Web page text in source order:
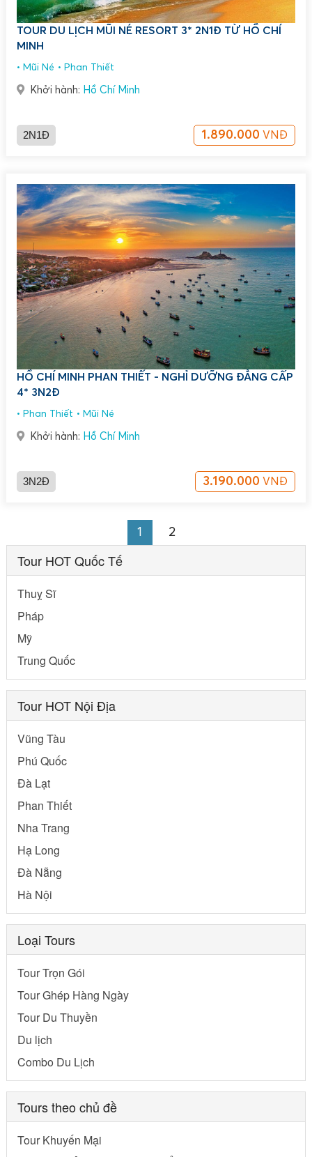
Tour HOT Quốc Tế
Thuỵ Sĩ
Pháp
Mỹ
Trung Quốc
Tour HOT Nội Địa
Vũng Tàu
Phú Quốc
Đà Lạt
Phan Thiết
Nha Trang
Hạ Long
Đà Nẵng
Hà Nội
Loại Tours
Tour Trọn Gói
Tour Ghép Hàng Ngày
Tour Du Thuyền
Du lịch
Combo Du Lịch
Tours theo chủ đề
Tour Khuyến Mại
TOUR DU LỊCH MŨI NÉ RESORT 3* 2N1Đ TỪ HỒ CHÍ
MINH
Mũi Né Phan Thiết
Khởi hành: Hồ Chí Minh
2N1Đ 1.890.000 VNĐ
HỒ CHÍ MINH PHAN THIẾT - NGHỈ DƯỠNG ĐẲNG CẤP
4* 3N2Đ
Phan Thiết Mũi Né
Khởi hành: Hồ Chí Minh
3N2Đ 3.190.000 VNĐ
1 2